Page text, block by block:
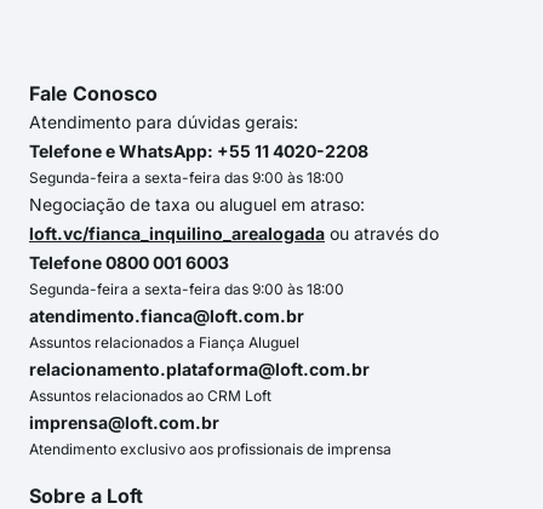
Fale Conosco
Atendimento para dúvidas gerais:
Telefone e WhatsApp: +55 11 4020-2208
Segunda-feira a sexta-feira das 9:00 às 18:00
Negociação de taxa ou aluguel em atraso:
loft.vc/fianca_inquilino_arealogada ou através do
Telefone 0800 001 6003
Segunda-feira a sexta-feira das 9:00 às 18:00
atendimento.fianca@loft.com.br
Assuntos relacionados a Fiança Aluguel
relacionamento.plataforma@loft.com.br
Assuntos relacionados ao CRM Loft
imprensa@loft.com.br
Atendimento exclusivo aos profissionais de imprensa
Sobre a Loft